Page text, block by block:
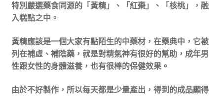
特別嚴選藥食同源的「黃精」、「紅棗」、「核桃」，融
入糕點之中。
黃精應該是一個大家有點陌生的中藥材，在藥典中，它被
列在補虛、補陰藥，就是對精氣神有很好的幫助，成年男
性跟女性的身體滋養，也有很棒的保健效果。
由於不好製作，所以每天都是少量產出，得到的成品顯得